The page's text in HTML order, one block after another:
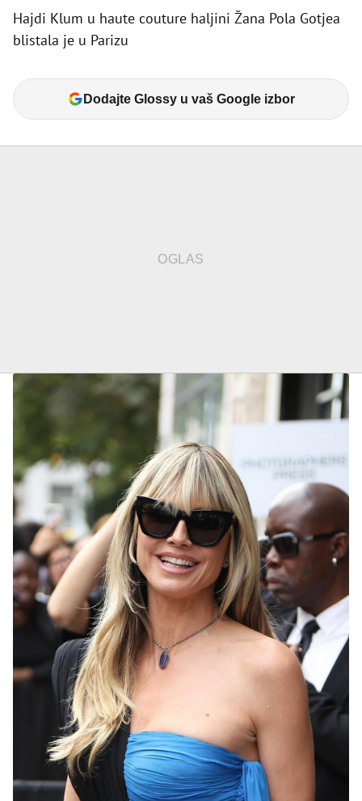
Hajdi Klum u haute couture haljini Žana Pola Gotjea
blistala je u Parizu
Dodajte Glossy u vaš Google izbor